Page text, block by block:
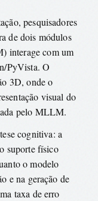
pesquisadores
de dois módulos
interage com um
PyVista. O
3D, onde o
visual do
pelo MLLM.
cognitiva: a
suporte físico
o modelo
e na geração de
taxa de erro